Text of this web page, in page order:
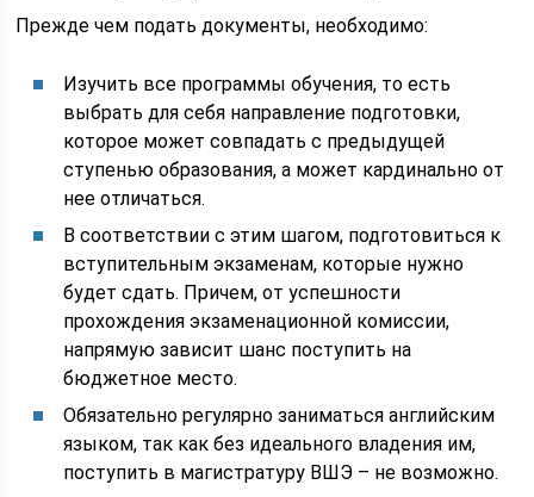
Прежде чем подать документы, необходимо:
Изучить все программы обучения, то есть
выбрать для себя направление подготовки,
которое может совпадать с предыдущей
ступенью образования, а может кардинально от
нее отличаться.
В соответствии с этим шагом, подготовиться к
вступительным экзаменам, которые нужно
будет сдать. Причем, от успешности
прохождения экзаменационной комиссии,
напрямую зависит шанс поступить на
бюджетное место.
Обязательно регулярно заниматься английским
языком, так как без идеального владения им,
поступить в магистратуру ВШЭ – не возможно.